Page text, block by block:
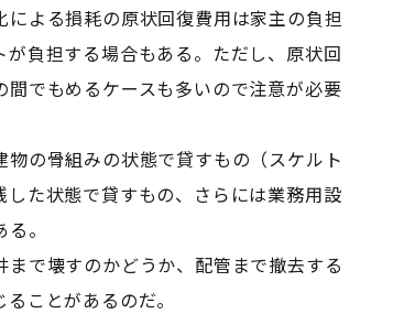
よる損耗の原状回復費用は家主の負担
負担する場合もある。ただし、原状回
でもめるケースも多いので注意が必要
の骨組みの状態で貸すもの（スケルト
た状態で貸すもの、さらには業務用設
。
で壊すのかどうか、配管まで撤去する
ことがあるのだ。